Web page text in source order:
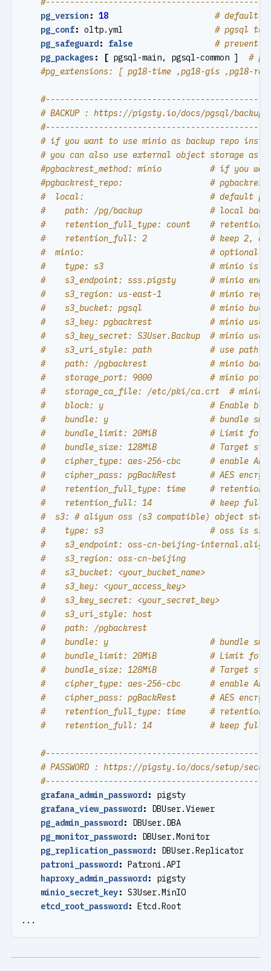
pg_version : 18
# default
pg_conf: oltp.yml
# pgsql
pg_safeguard: false
# prevent
pg_packages : [ pgsql-main, pgsql-common ]
# pg
#pg_extensions: [ pg18-time ,pg18-gis ,pg18-
#----------------------------------------------
# BACKUP : https://pigsty.io/docs/pgsql/backup
#----------------------------------------------
# if you want to use minio as backup repo
# you can also use external object storage as
#pgbackrest_method: minio          # if you
#pgbackrest_repo:                  # pgbackrest
#  local:                          # default
#    path: /pg/backup              # local
#    retention_full_type: count    # retention
#    retention_full: 2             # keep 2, at
#  minio:                          # optional
#    type: s3                      # minio is s3-
#    s3_endpoint: sss.pigsty       # minio
#    s3_region: us-east-1          # minio
#    s3_bucket: pgsql              # minio
#    s3_key: pgbackrest            # minio user
#    s3_key_secret: S3User.Backup  # minio
#    s3_uri_style: path            # use path
#    path: /pgbackrest             # minio
#    storage_port: 9000            # minio port,
#    storage_ca_file: /etc/pki/ca.crt  #
#    block: y                      # Enable block
#    bundle: y                     # bundle
#    bundle_limit: 20MiB           # Limit for
#    bundle_size: 128MiB           # Target
#    cipher_type: aes-256-cbc      # enable AES
#    cipher_pass: pgBackRest       # AES
#    retention_full_type: time     # retention
#    retention_full: 14            # keep full
#  s3: # aliyun oss (s3 compatible) object
#    type: s3                      # oss is s3-
#    s3_endpoint: oss-cn-beijing-
#    s3_region: oss-cn-beijing
#    s3_bucket: <your_bucket_name>
#    s3_key: <your_access_key>
#    s3_key_secret: <your_secret_key>
#    s3_uri_style: host
#    path: /pgbackrest
#    bundle: y                     # bundle
#    bundle_limit: 20MiB           # Limit for
#    bundle_size: 128MiB           # Target
#    cipher_type: aes-256-cbc      # enable AES
#    cipher_pass: pgBackRest       # AES
#    retention_full_type: time     # retention
#    retention_full: 14            # keep full
#----------------------------------------------
# PASSWORD : https://pigsty.io/docs/setup/
#----------------------------------------------
grafana_admin_password:
pigsty
grafana_view_password:
DBUser.Viewer
pg_admin_password:
DBUser.DBA
pg_monitor_password:
DBUser.Monitor
pg_replication_password:
DBUser.Replicator
patroni_password: Patroni.API
haproxy_admin_password:
pigsty
minio_secret_key: S3User.MinIO
etcd_root_password: Etcd.Root
...